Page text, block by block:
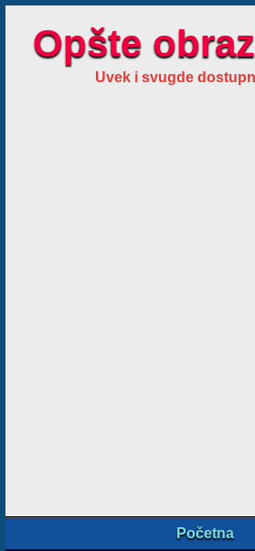
Opšte
Uvek i svugde
Početna